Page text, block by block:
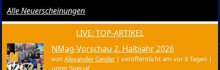
Alle Neuerscheinungen
LIVE: TOP-ARTIKEL
NMag-Vorschau 2. Halbjahr 2026
vonAlexander Geisler |veröffentlicht am vor 6 Tagen |
unterSpecial